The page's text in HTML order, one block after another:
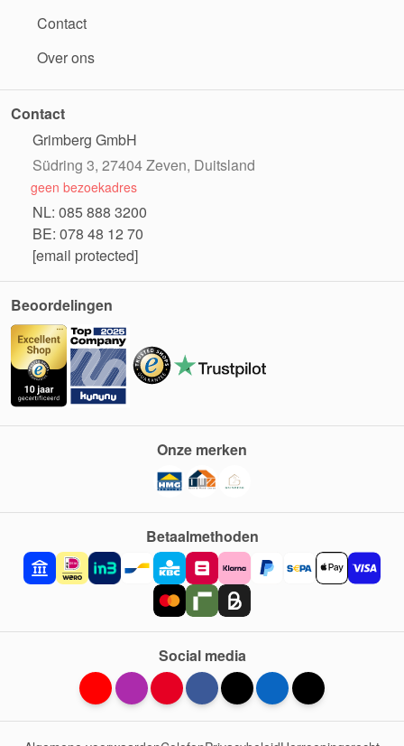
Contact
Over ons
Contact
Grimberg GmbH
Südring 3, 27404 Zeven, Duitsland
geen bezoekadres
NL: 085 888 3200
BE: 078 48 12 70
[email protected]
Beoordelingen
Betaalmethoden
Onze merken
Social media